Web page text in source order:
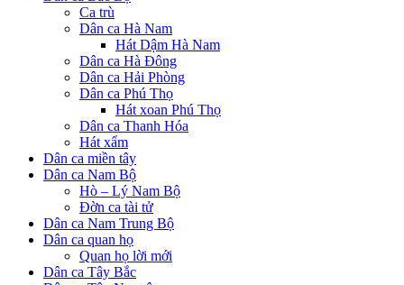
Ca trù
Dân ca Hà Nam
Hát Dậm Hà Nam
Dân ca Hà Đông
Dân ca Hải Phòng
Dân ca Phú Thọ
Hát xoan Phú Thọ
Dân ca Thanh Hóa
Hát xẩm
Dân ca miền tây
Dân ca Nam Bộ
Hò – Lý Nam Bộ
Đờn ca tài tử
Dân ca Nam Trung Bộ
Dân ca quan họ
Quan họ lời mới
Dân ca Tây Bắc